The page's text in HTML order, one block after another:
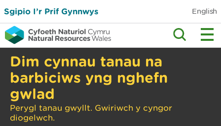
Sgipio I’r Prif Gynnwys English
Dim cynnau tanau na
barbiciws yng nghefn
gwlad
Perygl tanau gwyllt. Gwiriwch y cyngor
diogelwch.